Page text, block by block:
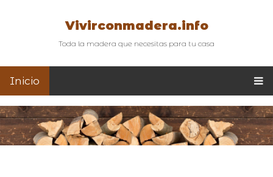
Vivirconmadera.info
Toda la madera que necesitas para tu casa
Inicio